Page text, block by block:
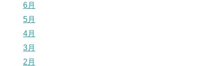
6月
5月
4月
3月
2月